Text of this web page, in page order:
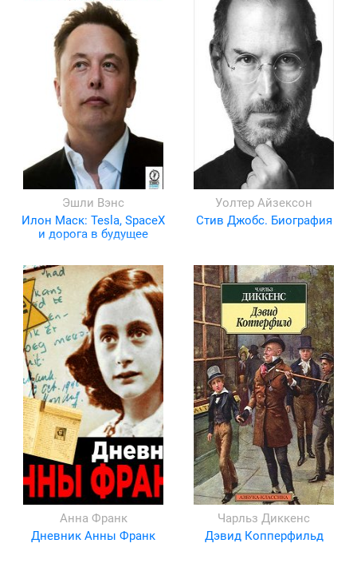
Эшли Вэнс
Илон Маск: Tesla, SpaceX
и дорога в будущее
Уолтер Айзексон
Стив Джобс. Биография
Анна Франк
Дневник Анны Франк
Чарльз Диккенс
Дэвид Копперфильд